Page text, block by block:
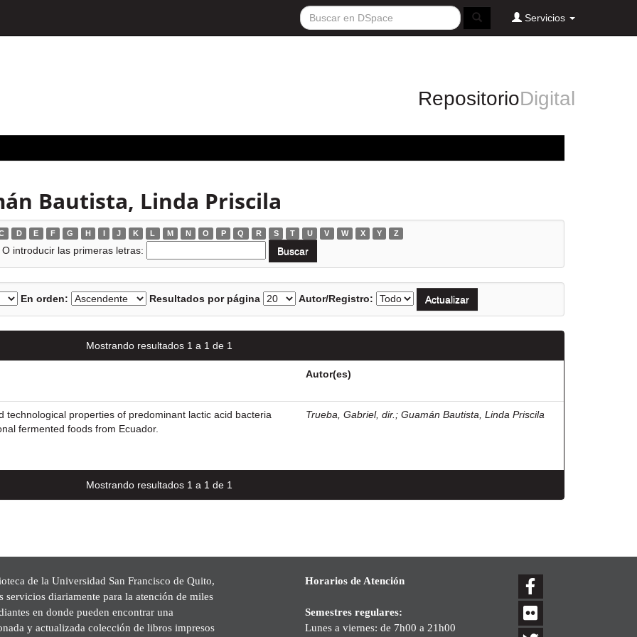
Servicios
RepositorioDigital
Bautista, Linda Priscila
D E F G H I J K L M N O P Q R S T U V W X Y Z
O introducir las primeras letras:
En orden: Resultados por página Autor/Registro:
Mostrando resultados 1 a 1 de 1
Autor(es)
technological properties of predominant lactic acid bacteria
fermented foods from Ecuador.
Trueba, Gabriel, dir. ; Guamán Bautista, Linda Priscila
Mostrando resultados 1 a 1 de 1
de la Universidad San Francisco de Quito,
servicios diariamente para la atención de miles
en donde pueden encontrar una
y actualizada colección de libros impresos
Horarios de Atención
Semestres regulares:
Lunes a viernes: de 7h00 a 21h00